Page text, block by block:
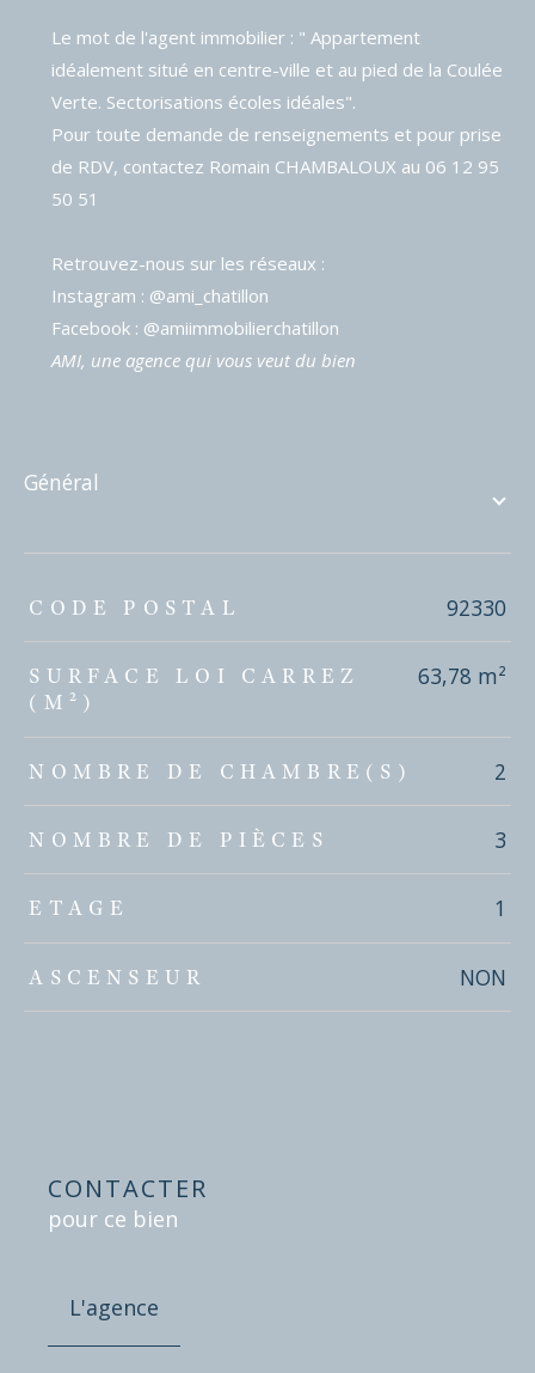
Le mot de l'agent immobilier : " Appartement
idéalement situé en centre-ville et au pied de la Coulée
Verte. Sectorisations écoles idéales".
Pour toute demande de renseignements et pour prise
de RDV, contactez Romain CHAMBALOUX au 06 12 95
50 51
Retrouvez-nous sur les réseaux :
Instagram : @ami_chatillon
Facebook : @amiimmobilierchatillon
AMI, une agence qui vous veut du bien
général
TRAD_ZEPHYR_Caracteristique TRAD_ZEPHYR_Valeurs
CODE POSTAL 92330
SURFACE LOI CARREZ
(M²)
63,78 m²
NOMBRE DE CHAMBRE(S) 2
NOMBRE DE PIÈCES 3
ETAGE 1
ASCENSEUR NON
CONTACTER
pour ce bien
L'agence